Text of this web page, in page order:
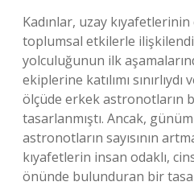
Kadınlar, uzay
toplumsal etkilerle
yolculuğunun ilk
ekiplerine katılımı
ölçüde erkek astronotların
tasarlanmıştı. Ancak,
astronotların sayısının
kıyafetlerin insan odaklı,
önünde bulunduran bir